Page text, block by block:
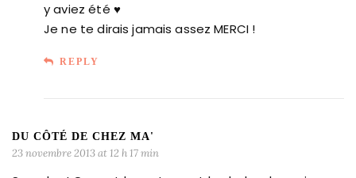
y aviez été ♥
Je ne te dirais jamais assez MERCI !
REPLY
DU CÔTÉ DE CHEZ MA'
23 novembre 2013 at 12 h 17 min